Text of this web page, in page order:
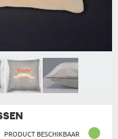
PRODUCT BESCHIKBAAR